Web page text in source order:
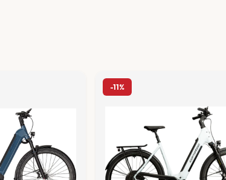
-11%